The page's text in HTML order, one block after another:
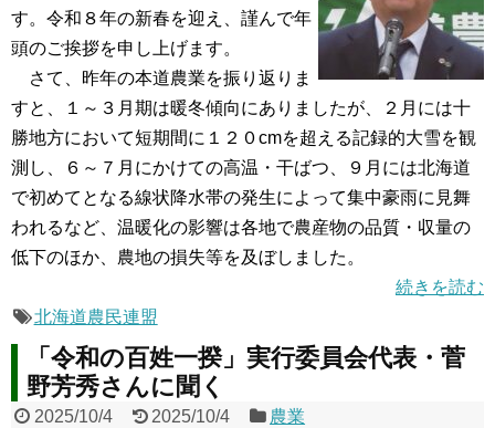
す。令和８年の新春を迎え、謹んで年
頭のご挨拶を申し上げます。
さて、昨年の本道農業を振り返りま
すと、１～３月期は暖冬傾向にありましたが、２月には十
勝地方において短期間に１２０cmを超える記録的大雪を観
測し、６～７月にかけての高温・干ばつ、９月には北海道
で初めてとなる線状降水帯の発生によって集中豪雨に見舞
われるなど、温暖化の影響は各地で農産物の品質・収量の
低下のほか、農地の損失等を及ぼしました。
続きを読む
北海道農民連盟
「令和の百姓一揆」実行委員会代表・菅
野芳秀さんに聞く
2025/10/4 2025/10/4 農業